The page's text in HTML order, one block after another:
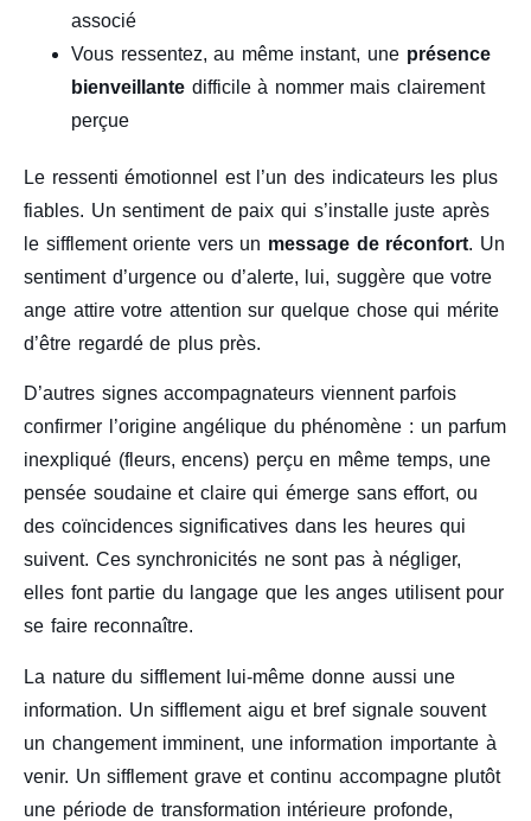
associé
Vous ressentez, au même instant, une présence
bienveillante difficile à nommer mais clairement
perçue
Le ressenti émotionnel est l’un des indicateurs les plus
fiables. Un sentiment de paix qui s’installe juste après
le sifflement oriente vers un message de réconfort. Un
sentiment d’urgence ou d’alerte, lui, suggère que votre
ange attire votre attention sur quelque chose qui mérite
d’être regardé de plus près.
D’autres signes accompagnateurs viennent parfois
confirmer l’origine angélique du phénomène : un parfum
inexpliqué (fleurs, encens) perçu en même temps, une
pensée soudaine et claire qui émerge sans effort, ou
des coïncidences significatives dans les heures qui
suivent. Ces synchronicités ne sont pas à négliger,
elles font partie du langage que les anges utilisent pour
se faire reconnaître.
La nature du sifflement lui-même donne aussi une
information. Un sifflement aigu et bref signale souvent
un changement imminent, une information importante à
venir. Un sifflement grave et continu accompagne plutôt
une période de transformation intérieure profonde,